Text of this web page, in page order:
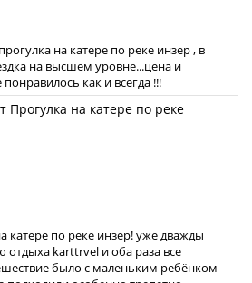
на катере по реке инзер , в
на высшем уровне...цена и
как и всегда !!!
катере по реке инзер! уже дважды
отдыха karttrvel и оба раза все
было с маленьким ребёнком